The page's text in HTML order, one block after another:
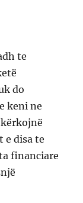
te
do
keni ne
e disa te
financiare